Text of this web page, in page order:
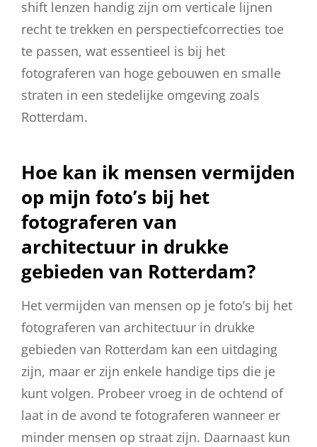
shift lenzen handig zijn om verticale lijnen
recht te trekken en perspectiefcorrecties toe
te passen, wat essentieel is bij het
fotograferen van hoge gebouwen en smalle
straten in een stedelijke omgeving zoals
Rotterdam.
Hoe kan ik mensen vermijden
op mijn foto’s bij het
fotograferen van
architectuur in drukke
gebieden van Rotterdam?
Het vermijden van mensen op je foto’s bij het
fotograferen van architectuur in drukke
gebieden van Rotterdam kan een uitdaging
zijn, maar er zijn enkele handige tips die je
kunt volgen. Probeer vroeg in de ochtend of
laat in de avond te fotograferen wanneer er
minder mensen op straat zijn. Daarnaast kun